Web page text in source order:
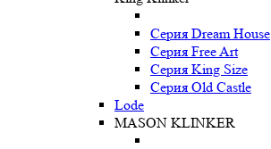
Серия Dream House
Серия Free Art
Серия King Size
Серия Old Castle
Lode
MASON KLINKER